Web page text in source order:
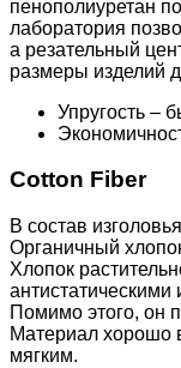
пенополиуретан
лаборатория
а резательный
размеры изделий
Упругость –
Cotton Fiber
В состав
Органичный
Хлопок
антистатическими
Помимо этого, он
Материал хорошо
мягким.